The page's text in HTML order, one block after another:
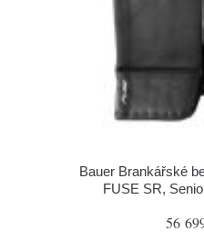
Bauer Brankářské
FUSE SR,
56